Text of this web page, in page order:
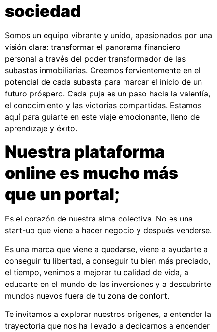
sociedad
Somos un equipo vibrante y unido, apasionados por una
visión clara: transformar el panorama financiero
personal a través del poder transformador de las
subastas inmobiliarias. Creemos fervientemente en el
potencial de cada subasta para marcar el inicio de un
futuro próspero. Cada puja es un paso hacia la valentía,
el conocimiento y las victorias compartidas. Estamos
aquí para guiarte en este viaje emocionante, lleno de
aprendizaje y éxito.
Nuestra plataforma
online es mucho más
que un portal;
Es el corazón de nuestra alma colectiva. No es una
start-up que viene a hacer negocio y después venderse.
Es una marca que viene a quedarse, viene a ayudarte a
conseguir tu libertad, a conseguir tu bien más preciado,
el tiempo, venimos a mejorar tu calidad de vida, a
educarte en el mundo de las inversiones y a descubrirte
mundos nuevos fuera de tu zona de confort.
Te invitamos a explorar nuestros orígenes, a entender la
trayectoria que nos ha llevado a dedicarnos a encender